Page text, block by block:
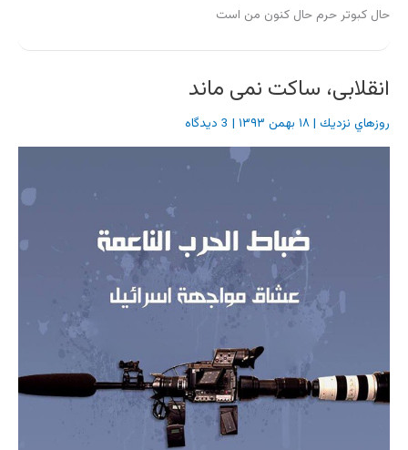
حال کبوتر حرم حال کنون من است
انقلابی، ساکت نمی ماند
روزهاي نزديك |۱۸ بهمن ۱۳۹۳ | 3 دیدگاه